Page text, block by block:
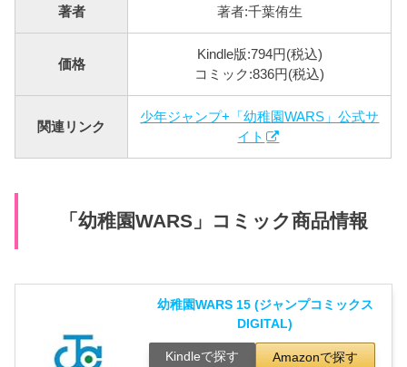
著者 著者:千葉侑生
価格
Kindle版:794円(税込)
コミック:836円(税込)
関連リンク
少年ジャンプ+「幼稚園WARS」公式サ
イト
「幼稚園WARS」コミック商品情報
幼稚園WARS 15 (ジャンプコミックス
DIGITAL)
Kindleで探す Amazonで探す